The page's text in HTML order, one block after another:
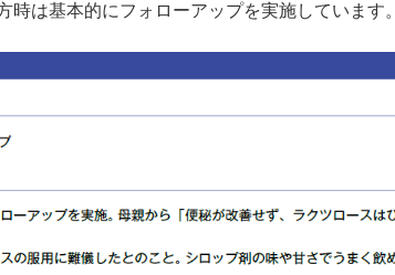
は基本的にフォローアップを実施しています。